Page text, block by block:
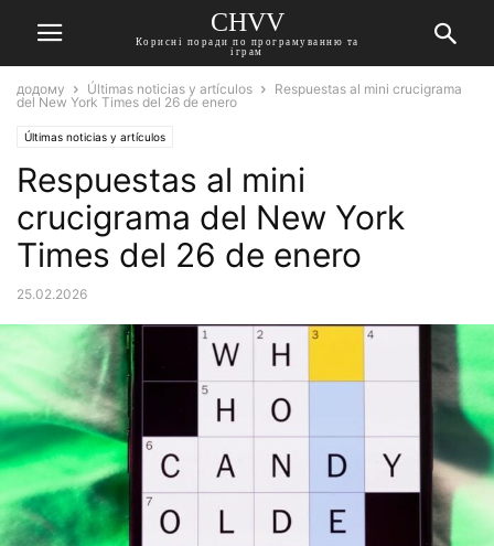
CHVV
Корисні поради по програмуванню та
іграм
додому Últimas noticias y artículos
Respuestas al mini crucigrama
del New York Times del 26 de enero
Últimas noticias y artículos
Respuestas al mini
crucigrama del New York
Times del 26 de enero
25.02.2026